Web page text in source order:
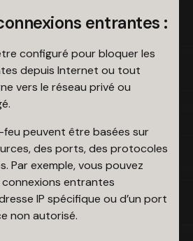
entrantes :
configuré pour bloquer les
depuis Internet ou tout
vers le réseau privé ou
feu peuvent être basées sur
des ports, des protocoles
Par exemple, vous pouvez
entrantes
IP spécifique ou d’un port
non autorisé.